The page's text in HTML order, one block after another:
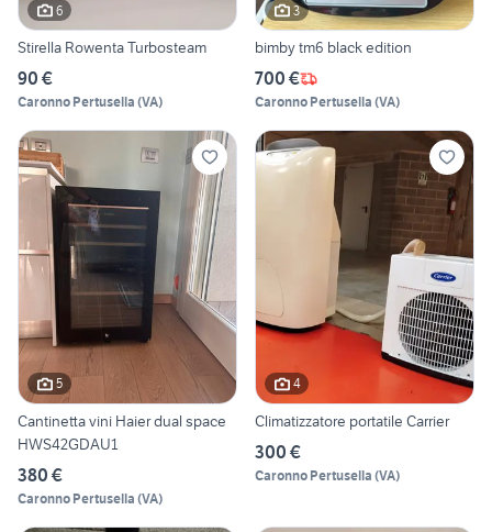
6
Stirella Rowenta Turbosteam
90 €
Caronno Pertusella (VA)
3
bimby tm6 black edition
700 €
Caronno Pertusella (VA)
5
Cantinetta vini Haier dual space
HWS42GDAU1
380 €
Caronno Pertusella (VA)
4
Climatizzatore portatile Carrier
300 €
Caronno Pertusella (VA)